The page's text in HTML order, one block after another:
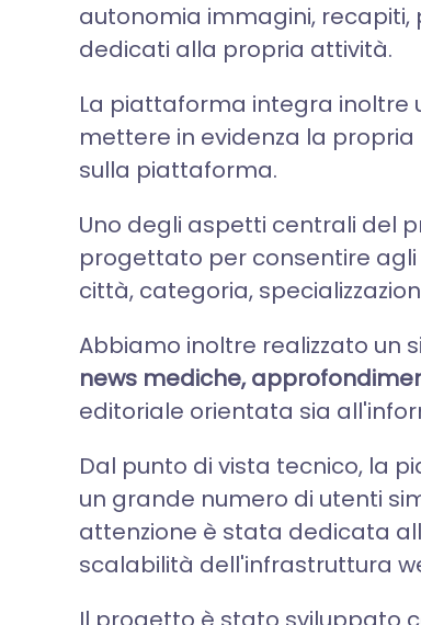
autonomia immagini, recapiti,
dedicati alla propria attività.
La piattaforma integra inoltre
mettere in evidenza la
sulla piattaforma.
Uno degli aspetti centrali del
progettato per consentire
città, categoria,
Abbiamo inoltre realizzato un
news mediche,
editoriale orientata sia
Dal punto di vista tecnico, la
un grande numero di utenti
attenzione è stata dedicata
scalabilità dell'infrastruttura